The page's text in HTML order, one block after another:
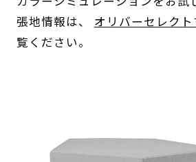
張地情報は、 オリバーセレク
覧ください。